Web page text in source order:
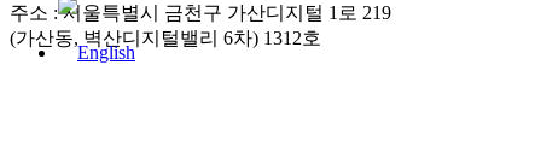
주소 : 서울특별시 금천구 가산디지털 1로 219
(가산동, 벽산디지털밸리 6차) 1312호